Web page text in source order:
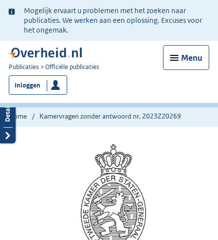
Ter
informatie:
Mogelijk ervaart u problemen met het zoeken naar
publicaties. We werken aan een oplossing. Excuses voor
het ongemak.
Menu
U
bent
nu
hier:
Publicaties Officiële publicaties
Inloggen
Home Kamervragen zonder antwoord nr. 2023Z20269